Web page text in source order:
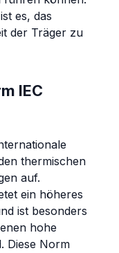
es, das
der Träger zu
IEC
thermischen
auf.
ein höheres
ist besonders
hohe
Diese Norm